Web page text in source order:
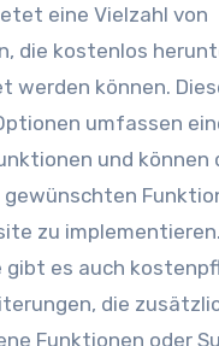
eine Vielzahl von
die kostenlos
werden können.
umfassen
und können
gewünschten
zu
gibt es auch
die
Funktionen oder